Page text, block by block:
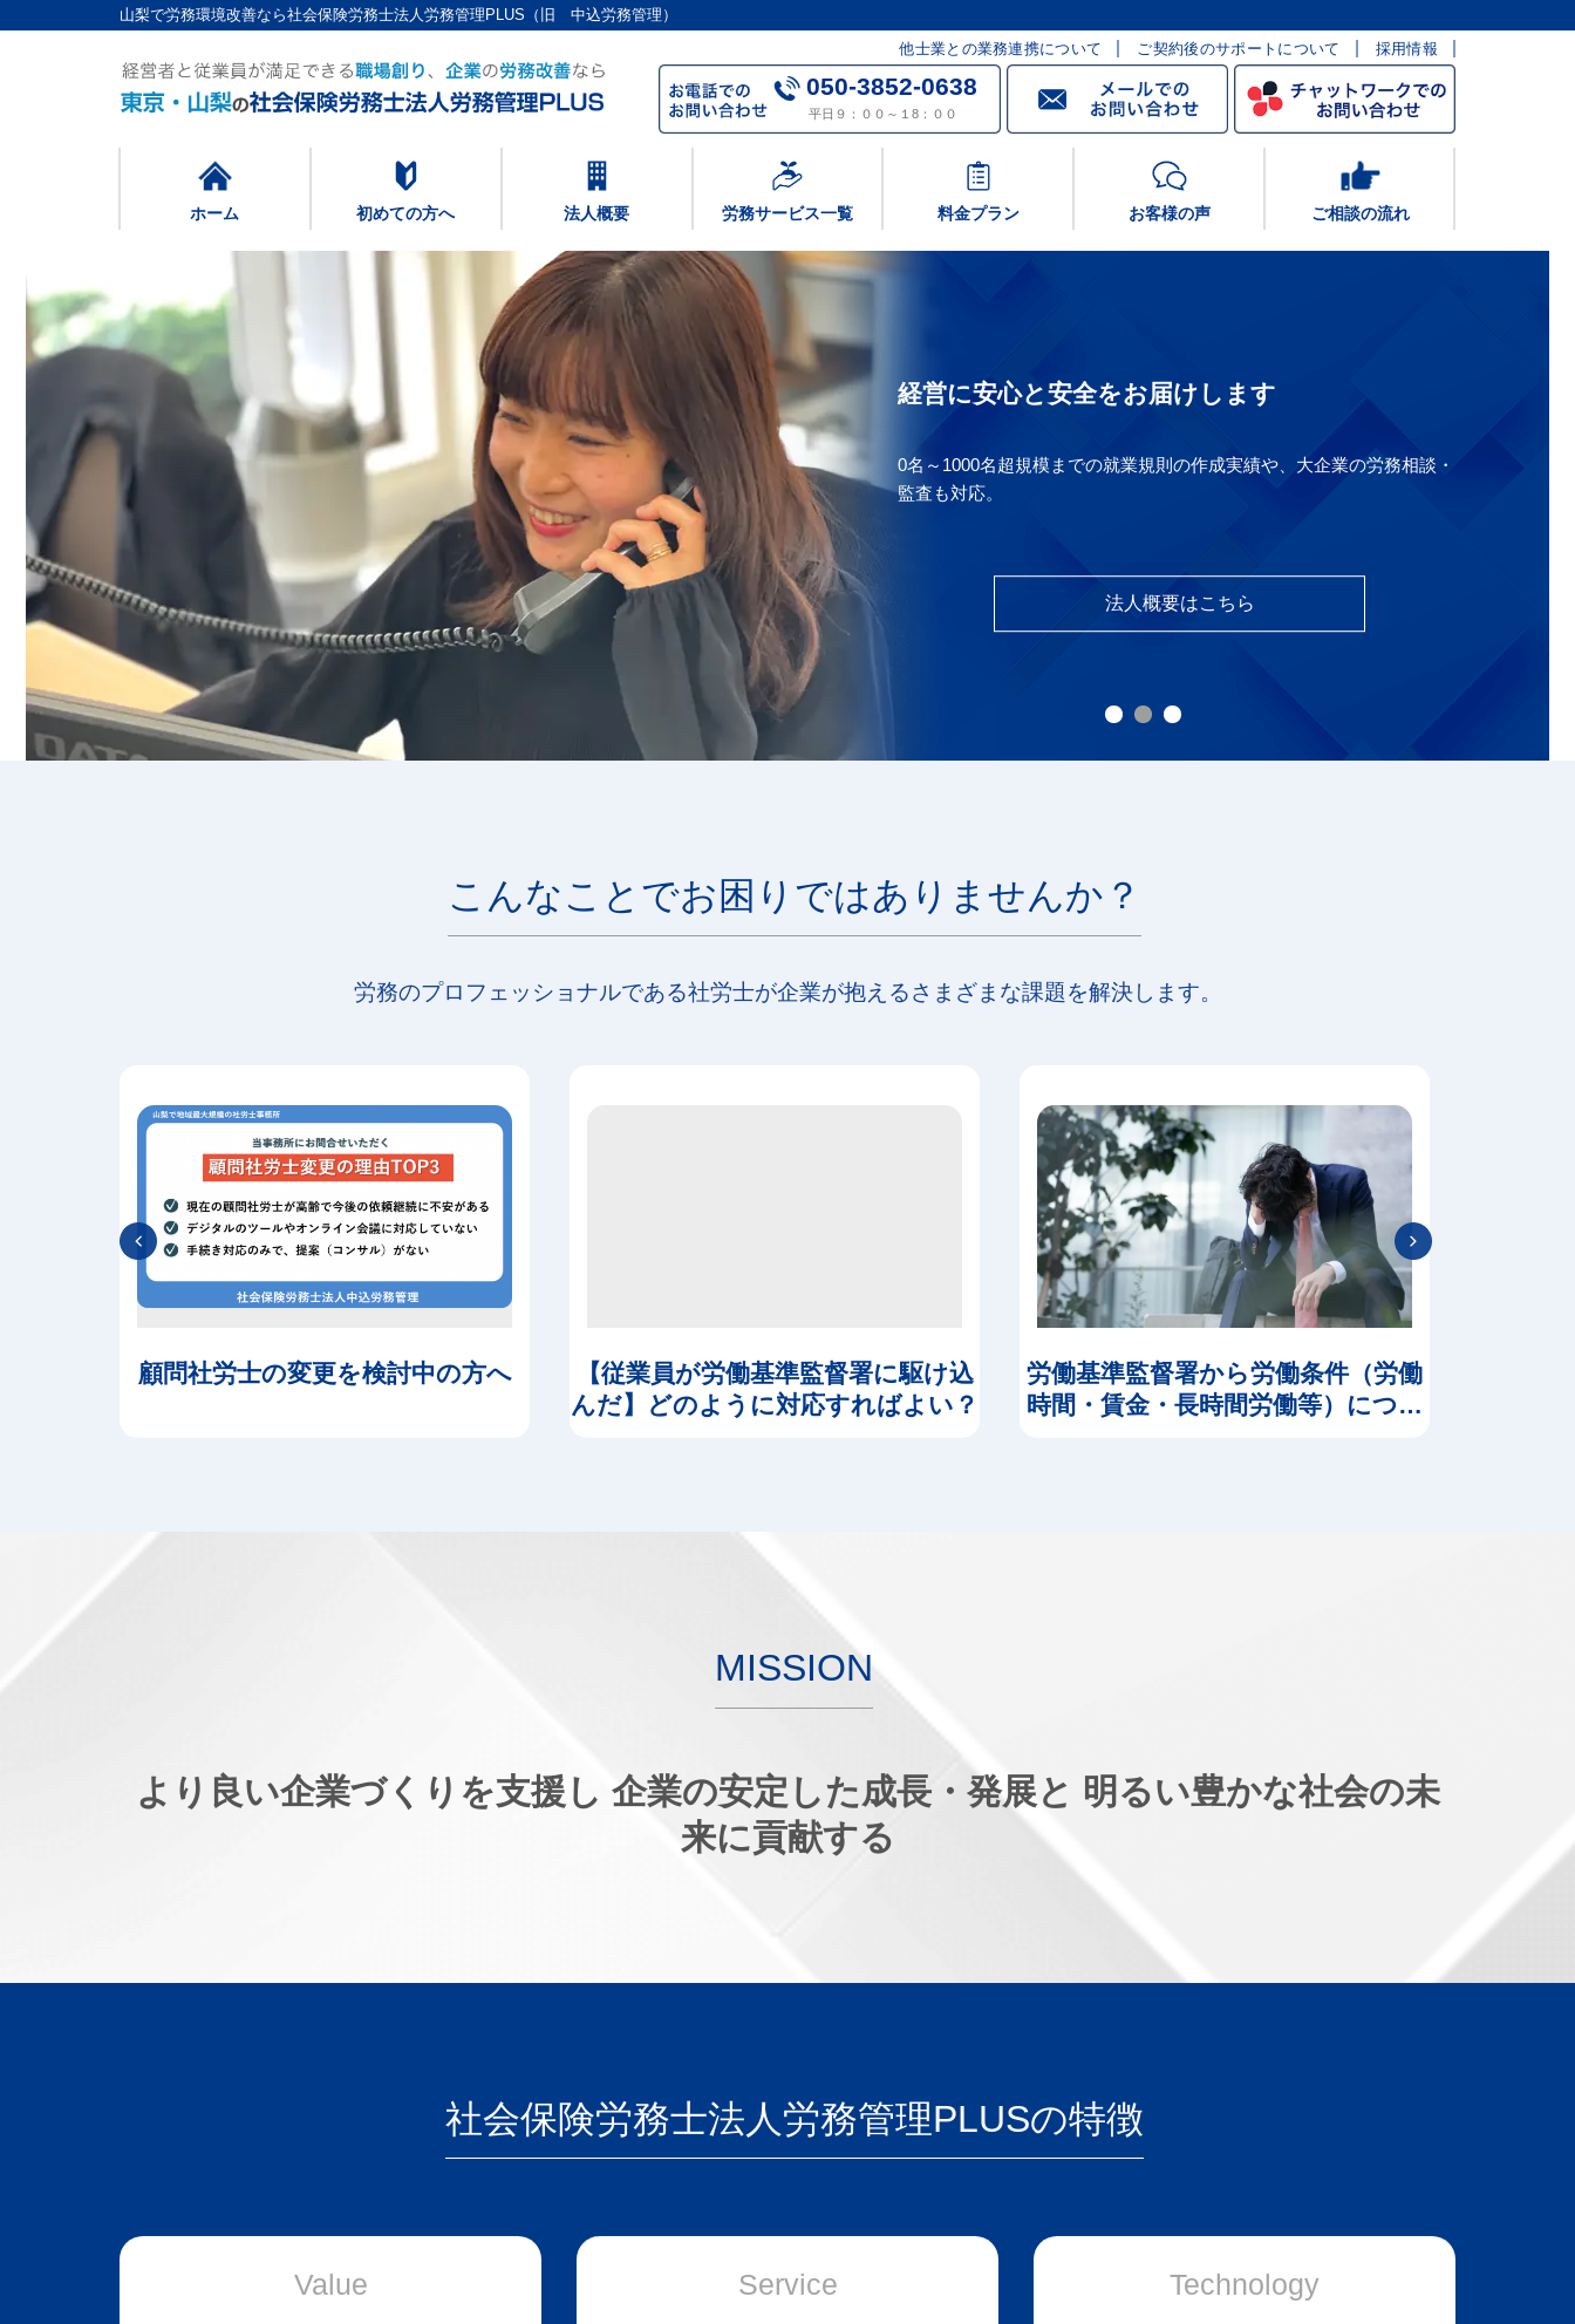
山梨で労務環境改善なら社会保険労務士法人労務管理PLUS（旧 中込労務管理）
他士業との業務連携について
ご契約後のサポートについて 採用情報
050-3852-0638
平日９：００～１8：００
ホーム 初めての方へ 法人概要 労務サービス一覧 料金プラン お客様の声 ご相談の流れ
経営に安心と安全をお届けします
0名～1000名超規模までの就業規則の作成実績や、大企業の労務相談・
監査も対応。
法人概要はこちら
こんなことでお困りではありませんか？
労務のプロフェッショナルである社労士が企業が抱えるさまざまな課題を解決します。
顧問社労士の変更を検討中の方へ
【従業員が労働基準監督署に駆け込
んだ】どのように対応すればよい？
労働基準監督署から労働条件（労働
時間・賃金・長時間労働等）につい
MISSION
より良い企業づくりを支援し 企業の安定した成長・発展と 明るい豊かな社会の未
来に貢献する
社会保険労務士法人労務管理PLUSの特徴
Value Service Technology